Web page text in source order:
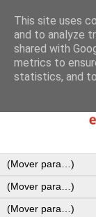
This site uses
and to analyze
shared with
metrics to
statistics, and